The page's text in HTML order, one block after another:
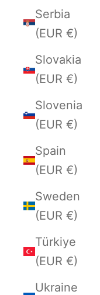
Serbia
(EUR €)
Slovakia
(EUR €)
Slovenia
(EUR €)
Spain
(EUR €)
Sweden
(EUR €)
Türkiye
(EUR €)
Ukraine